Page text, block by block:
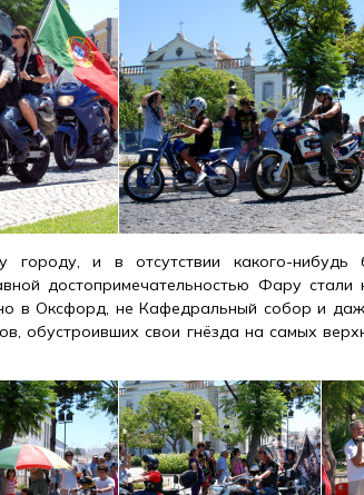
и в отсутствии какого-нибудь
достопримечательностью Фару стали
в Оксфорд, не Кафедральный собор и
обустроивших свои гнёзда на самых